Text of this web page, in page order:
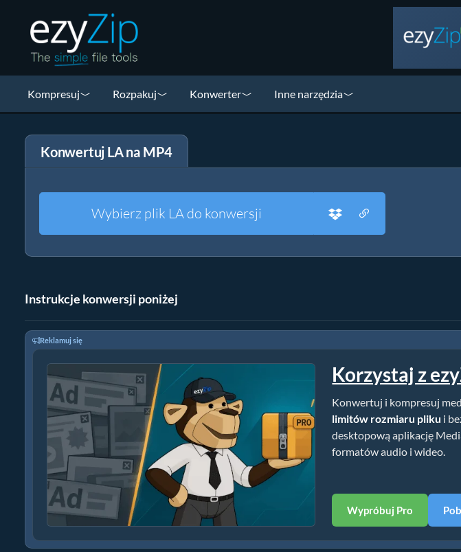
Kompresuj Rozpakuj Konwerter Inne narzędzia
Konwertuj LA na MP4
Wybierz plik LA do konwersji
Instrukcje konwersji poniżej
Reklamuj się
Korzystaj z
Konwertuj i kompresuj
limitów rozmiaru pliku i
desktopową aplikację
formatów audio i wideo.
Wypróbuj Pro